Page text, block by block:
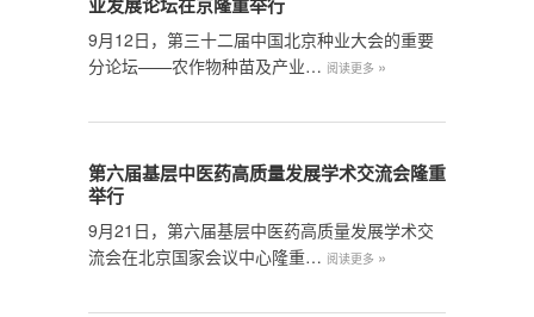
9月12日，第三十二届中国北京种业大会的重要
分论坛——农作物种苗及产业… 阅读更多 »
第六届基层中医药高质量发展学术交流会隆重
举行
9月21日，第六届基层中医药高质量发展学术交
流会在北京国家会议中心隆重… 阅读更多 »